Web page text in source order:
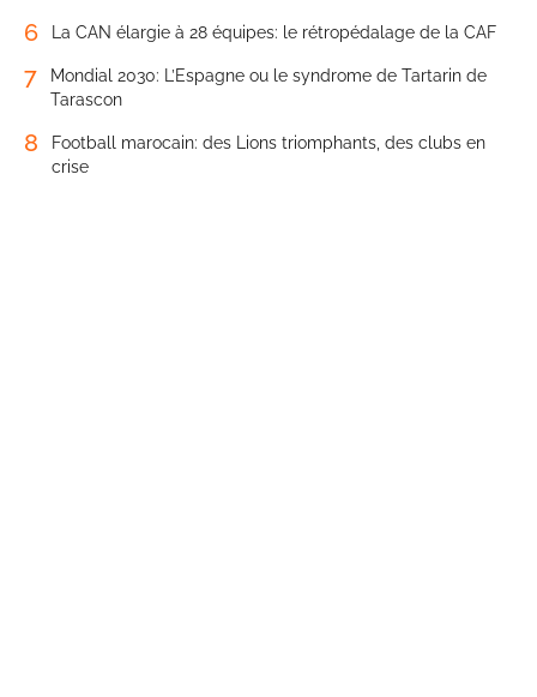
6 La CAN élargie à 28 équipes: le rétropédalage de la CAF
7
Mondial 2030: L’Espagne ou le syndrome de Tartarin de
Tarascon
8
Football marocain: des Lions triomphants, des clubs en
crise